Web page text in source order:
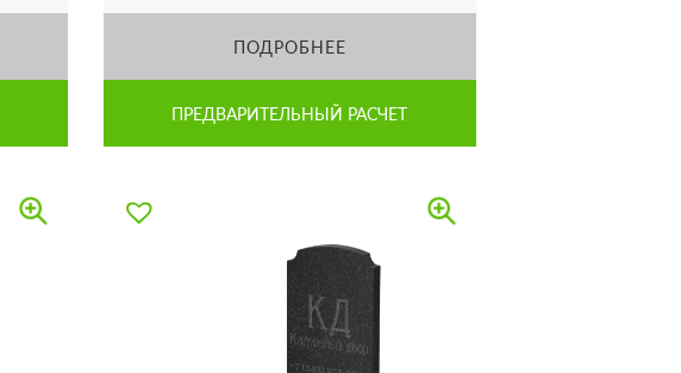
ПОДРОБНЕЕ
ПРЕДВАРИТЕЛЬНЫЙ РАСЧЕТ